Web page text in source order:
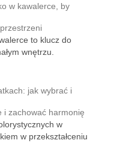
w kawalerce, by
to klucz do
wnętrzu.
jak wybrać i
i zachować harmonię
w
w przekształceniu